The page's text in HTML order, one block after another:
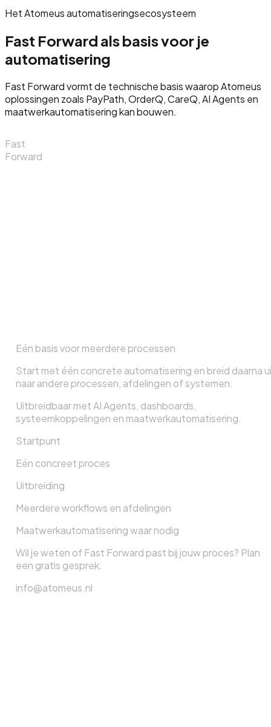
Het Atomeus automatiseringsecosysteem
Fast Forward als basis voor je
automatisering
Fast Forward vormt de technische basis waarop Atomeus
oplossingen zoals PayPath, OrderQ, CareQ, AI Agents en
maatwerkautomatisering kan bouwen.
Fast
Forward
Eén basis voor meerdere processen
Start met één concrete automatisering en breid daarna
naar andere processen, afdelingen of systemen.
Uitbreidbaar met AI Agents, dashboards,
systeemkoppelingen en maatwerkautomatisering.
Startpunt
Eén concreet proces
Uitbreiding
Meerdere workflows en afdelingen
Maatwerkautomatisering waar nodig
Wil je weten of Fast Forward past bij jouw proces? Plan
een gratis gesprek.
info@atomeus.nl